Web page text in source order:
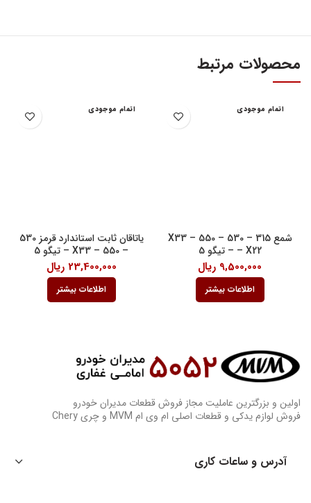
محصولات مرتبط
اتمام موجودی
شمع 315 – 530 – 550 – X33
– X22 – تیگو 5
9,500,000 ریال
اطلاعات بیشتر
اتمام موجودی
یاتاقان ثابت استاندارد قرمز 530
– 550 – X33 – تیگو 5
23,400,000 ریال
اطلاعات بیشتر
اولین و بزرگترین عاملیت مجاز فروش قطعات مدیران خودرو
فروش لوازم یدکی و قطعات اصلی ام وی ام MVM و چری Chery
آدرس و ساعات کاری